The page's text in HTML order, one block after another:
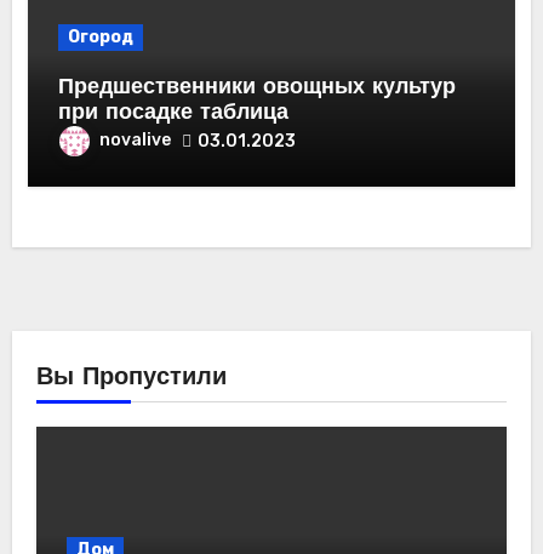
Огород
Предшественники овощных культур
при посадке таблица
novalive 03.01.2023
Вы Пропустили
Дом